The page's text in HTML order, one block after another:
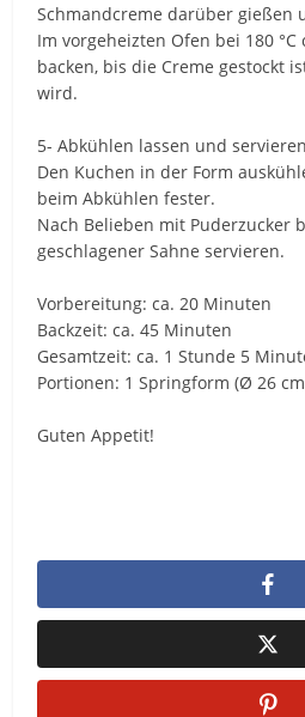
Schmandcreme darüber gießen
Im vorgeheizten Ofen bei 180 °C
backen, bis die Creme gestockt
wird.
5- Abkühlen lassen und servieren
Den Kuchen in der Form
beim Abkühlen fester.
Nach Belieben mit Puderzucker
geschlagener Sahne servieren.
Vorbereitung: ca. 20 Minuten
Backzeit: ca. 45 Minuten
Gesamtzeit: ca. 1 Stunde 5
Portionen: 1 Springform (Ø 26
Guten Appetit!